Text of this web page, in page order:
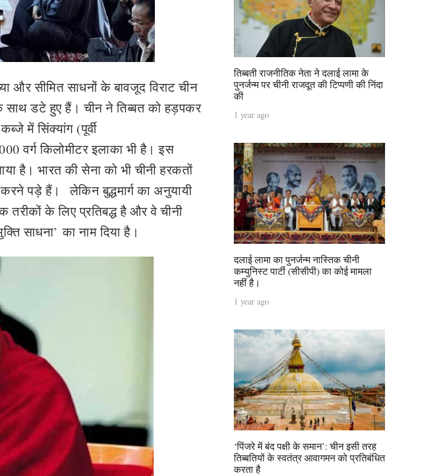
और सीमित साधनों के बावजूद विराट चीन
साथ डटे हुए हैं। चीन ने तिब्बत को हड़पकर
में सिंक्यांग (पूर्वी
वर्ग किलोमीटर इलाका भी है। इस
है। भारत की सेना को भी चीनी हरकतों
पड़े हैं।
लेकिन बुद्धमार्ग का अनुयायी
के लिए प्रतिबद्ध है और वे चीनी
साधना’का नाम दिया है।
तिब्बती राजनीतिक नेता ने दलाई लामा के
पुनर्जन्म पर चीनी राजदूत की टिप्पणी की निंदा
की
1 year ago
दलाई लामा का पुनर्जन्म नास्तिक चीनी
कम्युनिस्ट पार्टी (सीसीपी) का कोई मामला
नहीं है।
1 year ago
‘पिंजरे में बंद पक्षी के समान’: चीन इसी तरह
तिब्बतियों के स्वतंत्र आवागमन को प्रतिबंधित
करता है